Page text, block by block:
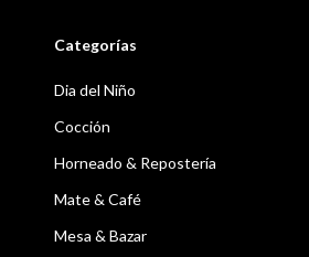
Categorías
Dia del Niño
Cocción
Horneado & Repostería
Mate & Café
Mesa & Bazar